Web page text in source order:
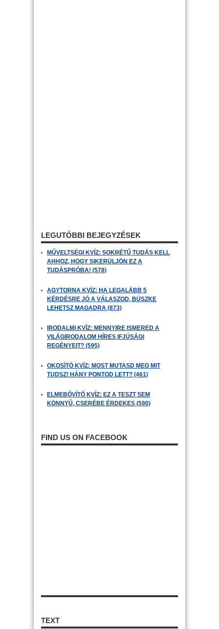
LEGUTÓBBI BEJEGYZÉSEK
MŰVELTSÉGI KVÍZ: SOKRÉTŰ TUDÁS KELL
AHHOZ, HOGY SIKERÜLJÖN EZ A
TUDÁSPRÓBA! (578)
AGYTORNA KVÍZ: HA LEGALÁBB 5
KÉRDÉSRE JÓ A VÁLASZOD, BÜSZKE
LEHETSZ MAGADRA (873)
IRODALMI KVÍZ: MENNYIRE ISMERED A
VILÁGIRODALOM HÍRES IFJÚSÁGI
REGÉNYEIT? (595)
OKOSÍTÓ KVÍZ: MOST MUTASD MEG MIT
TUDSZ! HÁNY PONTOD LETT? (461)
ELMEBŐVÍTŐ KVÍZ: EZ A TESZT SEM
KÖNNYŰ, CSERÉBE ÉRDEKES (590)
FIND US ON FACEBOOK
TEXT